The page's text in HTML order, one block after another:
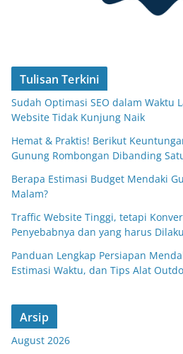
Tulisan Terkini
Sudah Optimasi SEO dalam Waktu
Website Tidak Kunjung Naik
Hemat & Praktis! Berikut
Gunung Rombongan Dibanding
Berapa Estimasi Budget Mendaki
Malam?
Traffic Website Tinggi, tetapi
Penyebabnya dan yang harus
Panduan Lengkap Persiapan
Estimasi Waktu, dan Tips Alat
Arsip
August 2026